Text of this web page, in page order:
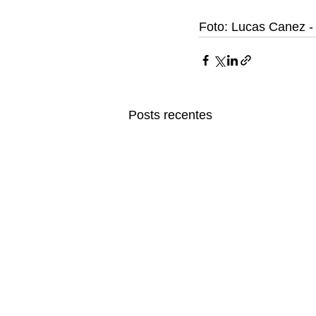
Foto: Lucas Canez -
Posts recentes